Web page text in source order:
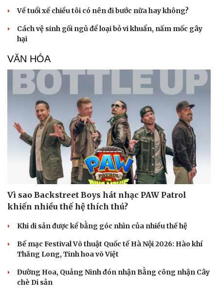
Bóng đá
Lịch thi đấu bóng đá
Thế giới thể thao
eSports
Hậu trường
Xe máy
Về tuổi xế chiều tôi có nên đi bước nữa hay không?
Cách vệ sinh gối ngủ để loại bỏ vi khuẩn, nấm mốc gây
hại
VĂN HÓA
Vì sao Backstreet Boys hát nhạc PAW Patrol
khiến nhiều thế hệ thích thú?
Khi di sản được kể bằng góc nhìn của nhiều thế hệ
Bế mạc Festival Võ thuật Quốc tế Hà Nội 2026: Hào khí
Thăng Long, Tinh hoa võ Việt
Đường Hoa, Quảng Ninh đón nhận Bằng công nhận Cây
chè Di sản